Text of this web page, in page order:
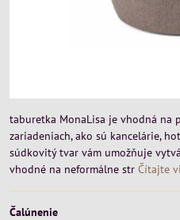
taburetka MonaLisa je vhodná na
zariadeniach, ako sú kancelárie,
súdkovitý tvar vám umožňuje
vhodné na neformálne str Čítajte
Čalúnenie